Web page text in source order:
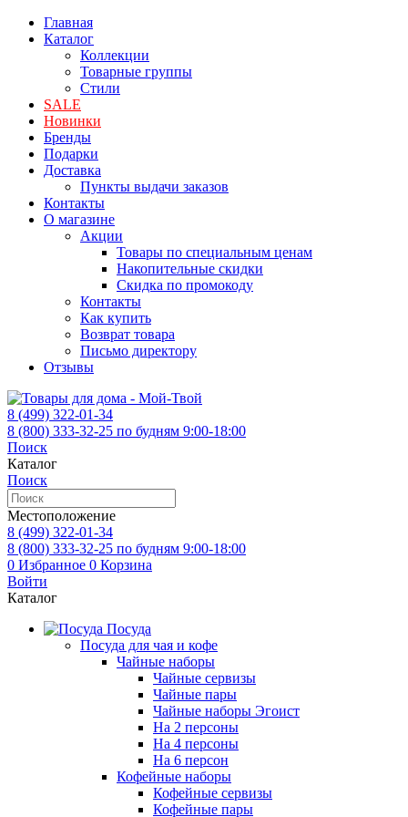
Главная
Каталог
Коллекции
Товарные группы
Стили
SALE
Новинки
Бренды
Подарки
Доставка
Пункты выдачи заказов
Контакты
О магазине
Акции
Товары по специальным ценам
Накопительные скидки
Скидка по промокоду
Контакты
Как купить
Возврат товара
Письмо директору
Отзывы
8 (499) 322-01-34
8 (800) 333-32-25 по будням 9:00-18:00
Поиск
Каталог
Поиск
Местоположение
8 (499) 322-01-34
8 (800) 333-32-25 по будням 9:00-18:00
0 Избранное 0 Корзина
Войти
Каталог
Посуда
Посуда для чая и кофе
Чайные наборы
Чайные сервизы
Чайные пары
Чайные наборы Эгоист
На 2 персоны
На 4 персоны
На 6 персон
Кофейные наборы
Кофейные сервизы
Кофейные пары